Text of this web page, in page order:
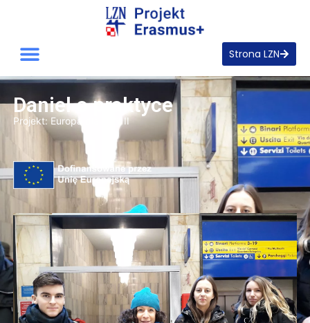
Strona LZN
Daniel o praktyce
Projekt:Europa dla LZN II